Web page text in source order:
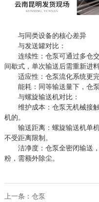
与同类设备的核心差异
与发送罐对比：
连续性：仓泵可通过多仓交
间歇式，单次输送后需重新进料
适应性：仓泵流化系统更完
能耗：同等输送量下，仓泵
与螺旋输送机对比：
维护成本：仓泵无机械接触
机的。
输送距离：螺旋输送机单机
不受距离限制。
洁净度：仓泵全密闭输送，
粉，需额外除尘。
上一条： 仓泵